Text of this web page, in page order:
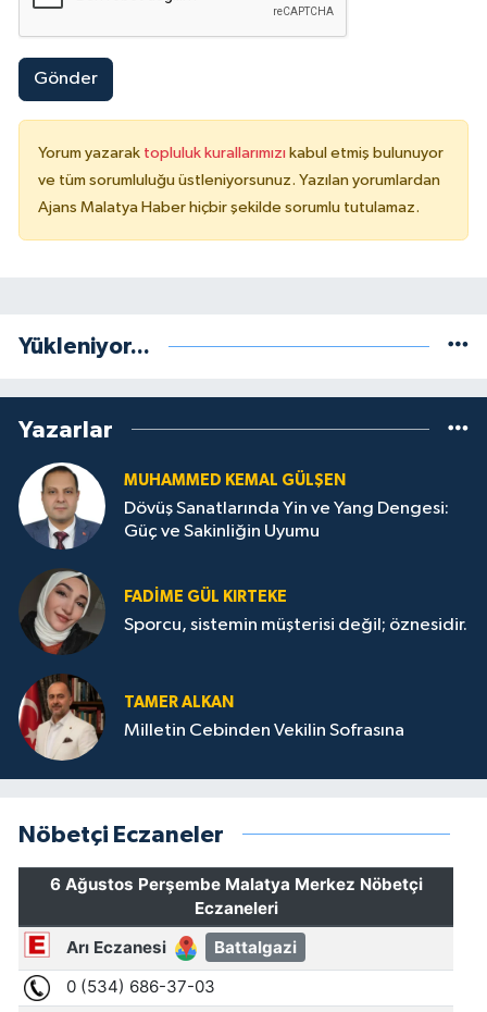
Gönder
Yorum yazarak topluluk kurallarımızı kabul etmiş bulunuyor
ve tüm sorumluluğu üstleniyorsunuz. Yazılan yorumlardan
Ajans Malatya Haber hiçbir şekilde sorumlu tutulamaz.
Yükleniyor...
Yazarlar
MUHAMMED KEMAL GÜLŞEN
Dövüş Sanatlarında Yin ve Yang Dengesi:
Güç ve Sakinliğin Uyumu
FADIME GÜL KIRTEKE
Sporcu, sistemin müşterisi değil; öznesidir.
TAMER ALKAN
Milletin Cebinden Vekilin Sofrasına
Nöbetçi Eczaneler